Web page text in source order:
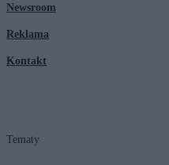
Newsroom
Reklama
Kontakt
Tematy